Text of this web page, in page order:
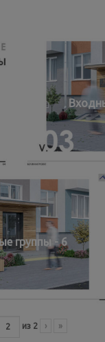
группы - 6
из 2 › »